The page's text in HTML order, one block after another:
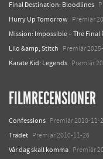
Final Destination: Bloodlines
Hurry Up Tomorrow Premiär
Mission: Impossible – The Final
Lilo &amp; Stitch Premiär
Karate Kid: Legends Premiär
FILMRECENSIONER
Confessions Premiär 2010-11-
Trädet Premiär 2010-11-26
Vår dag skall komma Premiär